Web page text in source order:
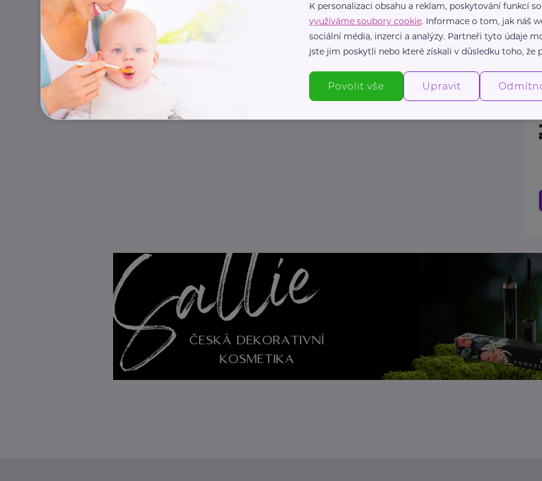
K personalizaci obsahu a reklam, poskytování funkcí
využíváme soubory cookie. Informace o tom, jak náš
sociální média, inzerci a analýzy. Partneři tyto údaje
jste jim poskytli nebo které získali v důsledku toho, že
Povolit vše Upravit